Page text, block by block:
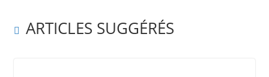
ARTICLES SUGGÉRÉS